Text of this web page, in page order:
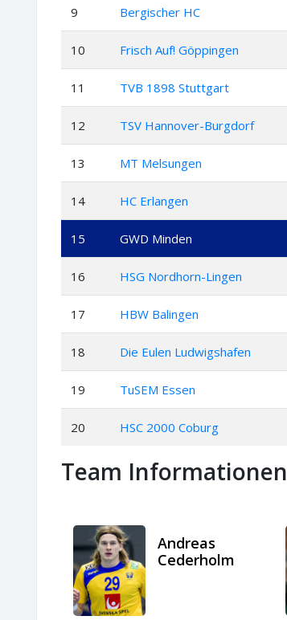
9 Bergischer HC
10 Frisch Auf! Göppingen
11 TVB 1898 Stuttgart
12 TSV Hannover-Burgdorf
13 MT Melsungen
14 HC Erlangen
15 GWD Minden
16 HSG Nordhorn-Lingen
17 HBW Balingen
18 Die Eulen Ludwigshafen
19 TuSEM Essen
20 HSC 2000 Coburg
Team Informationen
Andreas
Cederholm